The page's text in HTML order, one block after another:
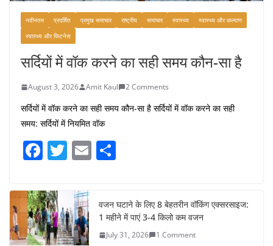
नवीनतम प्रदर्शित प्रमुख समाचार राष्ट्रीय समाचार स्वास्थ्य
स्वास्थ्य और कल्याण
स्वास्थ्य और फिटनेस
सर्दियों में वॉक करने का सही समय कौन-सा है
August 3, 2026 Amit Kaul 2 Comments
सर्दियों में वॉक करने का सही समय कौन-सा है सर्दियों में वॉक करने का सही
समय: सर्दियों में नियमित वॉक
F
c
e
b
T
itt
er
E
e
वजन घटाने के लिए 8 बेहतरीन वॉकिंग एक्सरसाइज:
1 महीने में पाएं 3-4 किलो कम वजन
July 31, 2026 1 Comment